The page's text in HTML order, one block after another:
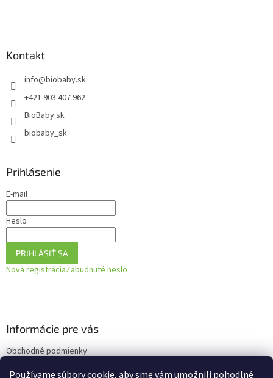
Používame súbory cookie, aby sme vám umožnili pohodlné
Kontakt
info@biobaby.sk
+421 903 407 962
BioBaby.sk
biobaby_sk
Prihlásenie
E-mail
Heslo
PRIHLÁSIŤ SA
Nová registráciaZabudnuté heslo
Informácie pre vás
Obchodné podmienky